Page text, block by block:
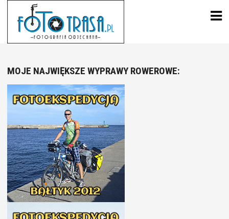
content
MOJE NAJWIĘKSZE WYPRAWY ROWEROWE: